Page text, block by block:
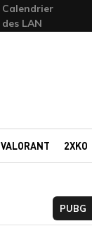
Calendrier
des LAN
VALORANT 2XKO